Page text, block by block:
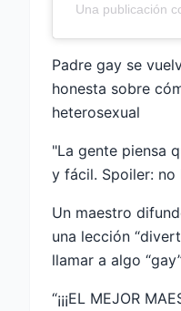
Una publicación
Padre gay se
honesta sobre
heterosexual
"La gente piensa
y fácil. Spoiler: no
Un maestro
una lección
llamar a algo
“¡¡¡EL MEJOR